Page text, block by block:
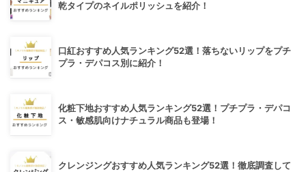
乾タイプのネイルポリッシュを紹介！
口紅おすすめ人気ランキング52選！落ちないリップをプチ
プラ・デパコス別に紹介！
化粧下地おすすめ人気ランキング52選！プチプラ・デパコ
ス・敏感肌向けナチュラル商品も登場！
クレンジングおすすめ人気ランキング52選！徹底調査して